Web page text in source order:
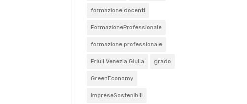
formazione docenti
FormazioneProfessionale
formazione professionale
Friuli Venezia Giulia grado
GreenEconomy
ImpreseSostenibili